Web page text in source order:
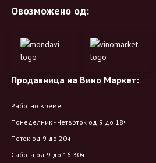
Овозможено од:
Продавница на Вино Маркет:
Работно време:
Понеделник - Четврток од 9 до 18ч
Петок од 9 до 20ч
Сабота од 9 до 16:30ч